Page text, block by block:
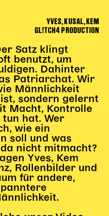
Institutionen
Institutionen
YVES, KUSAL, KEM
GL!TCH4 PRODUCTION
Satz klingt
benutzt, um
Dahinter
Patriarchat. Wir
Männlichkeit
sondern gelernt
Macht, Kontrolle
tun hat. Wer
wie ein
soll und was
nicht mitmacht?
Yves, Kem
Rollenbilder und
für andere,